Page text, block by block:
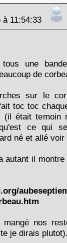
à 11:54:33
une
de
sur le
toc toc
(il était temoin
ce qui
né et allé
autant il
nos
je dirais